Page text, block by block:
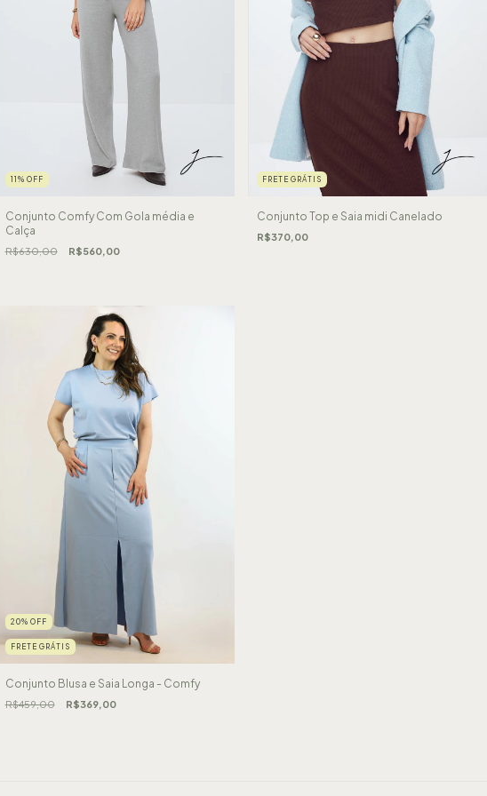
11 % OFF
Conjunto Comfy Com Gola média e
Calça
R$630,00 R$560,00
FRETE GRÁTIS
Conjunto Top e Saia midi Canelado
R$370,00
20% OFF
FRETE GRÁTIS
Conjunto Blusa e Saia Longa - Comfy
R$459,00 R$369,00